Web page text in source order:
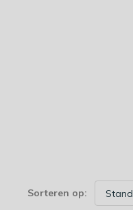
Sorteren op: